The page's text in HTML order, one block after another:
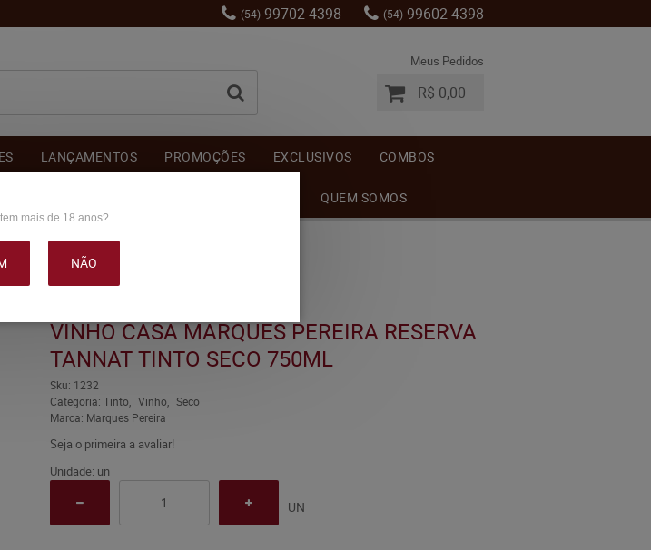
(54) 99702-4398 (54) 99602-4398
Meus Pedidos
R$ 0,00
LANÇAMENTOS PROMOÇÕES EXCLUSIVOS COMBOS
QUEM SOMOS
SECO 750ML
VINHO CASA MARQUES PEREIRA RESERVA
TANNAT TINTO SECO 750ML
Sku: 1232
Categoria: Tinto Vinho
Seco
Marca: Marques Pereira
Seja o primeira a avaliar!
Unidade: un
UN
mais de 18 anos?
NÃO